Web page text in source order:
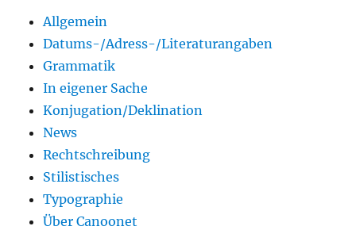
Allgemein
Datums-/Adress-/Literaturangaben
Grammatik
In eigener Sache
Konjugation/Deklination
News
Rechtschreibung
Stilistisches
Typographie
Über Canoonet